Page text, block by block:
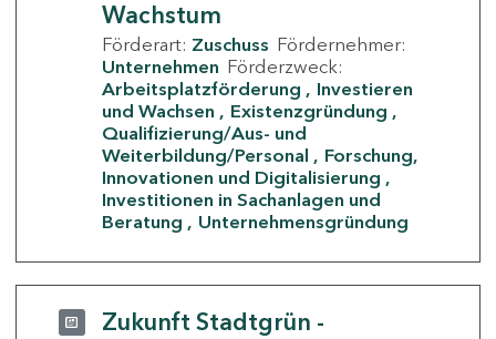
Wachstum
Förderart: Zuschuss Fördernehmer:
Unternehmen Förderzweck:
Arbeitsplatzförderung
Investieren
und Wachsen
Existenzgründung
Qualifizierung/Aus- und
Weiterbildung/Personal
Forschung,
Innovationen und Digitalisierung
Investitionen in Sachanlagen und
Beratung
Unternehmensgründung
Zukunft Stadtgrün -